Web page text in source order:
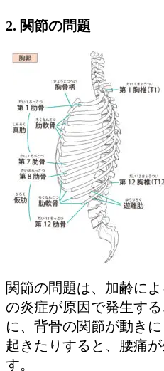
2. 関節の問題
関節の問題は、加齢に
の炎症が原因で発生す
に、背骨の関節が動き
起きたりすると、腰痛
す。